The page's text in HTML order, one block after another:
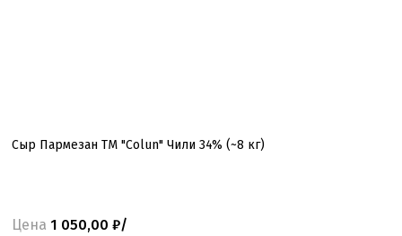
Сыр Пармезан ТМ "Colun" Чили 34% (~8 кг)
Цена 1 050,00 ₽/